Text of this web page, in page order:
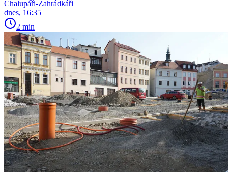
Chalupáři-Zahrádkáři
dnes, 16:35
2 min